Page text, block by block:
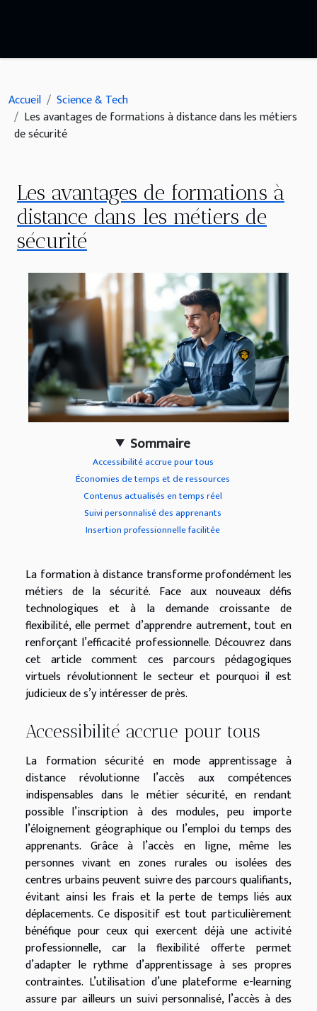
Accueil
Science & Tech
Les avantages de formations à distance dans les métiers
de sécurité
Les avantages de formations à
distance dans les métiers de
sécurité
Sommaire
Accessibilité accrue pour tous
Économies de temps et de ressources
Contenus actualisés en temps réel
Suivi personnalisé des apprenants
Insertion professionnelle facilitée
La formation à distance transforme profondément les
métiers de la sécurité. Face aux nouveaux défis
technologiques et à la demande croissante de
flexibilité, elle permet d’apprendre autrement, tout en
renforçant l’efficacité professionnelle. Découvrez dans
cet article comment ces parcours pédagogiques
virtuels révolutionnent le secteur et pourquoi il est
judicieux de s’y intéresser de près.
Accessibilité accrue pour tous
La formation sécurité en mode apprentissage à
distance révolutionne l’accès aux compétences
indispensables dans le métier sécurité, en rendant
possible l’inscription à des modules, peu importe
l’éloignement géographique ou l’emploi du temps des
apprenants. Grâce à l’accès en ligne, même les
personnes vivant en zones rurales ou isolées des
centres urbains peuvent suivre des parcours qualifiants,
évitant ainsi les frais et la perte de temps liés aux
déplacements. Ce dispositif est tout particulièrement
bénéfique pour ceux qui exercent déjà une activité
professionnelle, car la flexibilité offerte permet
d’adapter le rythme d’apprentissage à ses propres
contraintes. L’utilisation d’une plateforme e-learning
assure par ailleurs un suivi personnalisé, l’accès à des